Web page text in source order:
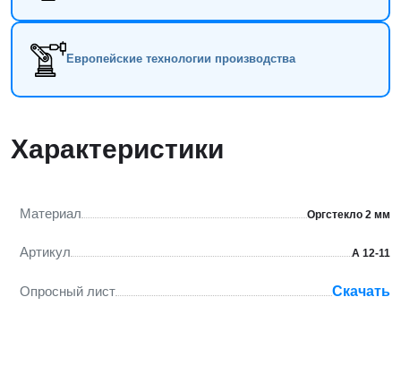
Европейские технологии производства
Характеристики
Материал Оргстекло 2 мм
Артикул А 12-11
Опросный лист Скачать